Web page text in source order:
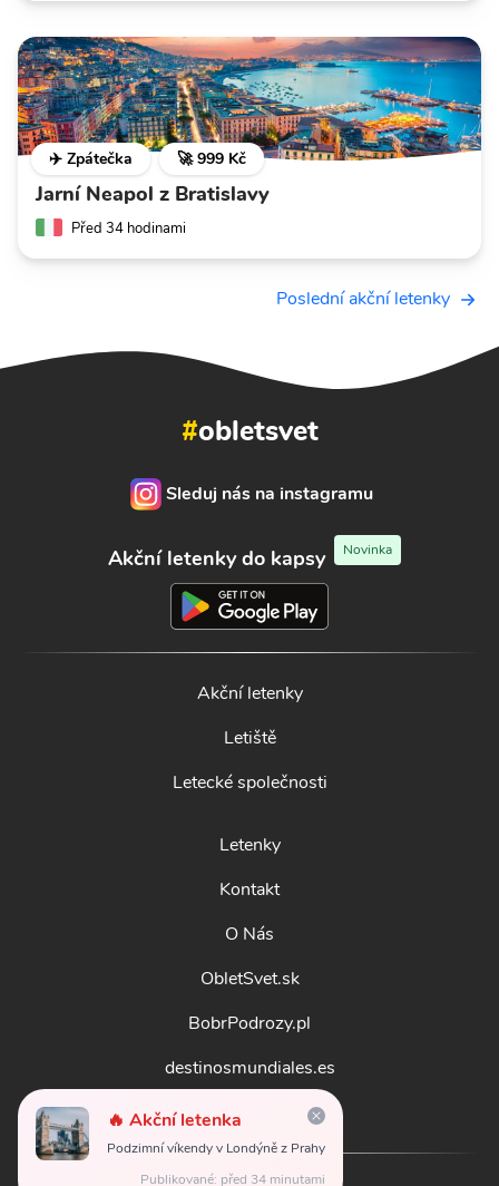
✈️ Zpátečka 🚀 999 Kč
Jarní Neapol z Bratislavy
Před 34 hodinami
Poslední akční letenky
🔥 Akční letenka
Podzimní víkendy v Londýně z Prahy
Publikované: před 34 minutami
#obletsvet
Sleduj nás na instagramu
Akční letenky do kapsy Novinka
Akční letenky
Letiště
Letecké společnosti
Letenky
Kontakt
O Nás
ObletSvet.sk
BobrPodrozy.pl
destinosmundiales.es
guidadestinazioni.it